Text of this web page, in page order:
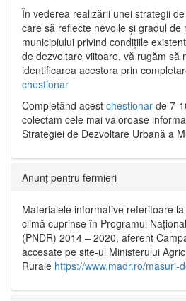
În vederea realizării unei strategii
care să reflecte nevoile și gradul de
municipiului privind condițiile
de dezvoltare viitoare, vă rugăm să
identificarea acestora prin
chestionar
Completând acest chestionar de 7-
colectam cele mai valoroase
Strategiei de Dezvoltare Urbană a
Anunț pentru fermieri
Materialele informative referitoare
climă cuprinse în Programul
(PNDR) 2014 – 2020, aferent
accesate pe site-ul Ministerului
Rurale https://www.madr.ro/masuri-